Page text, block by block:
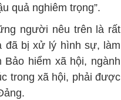
quả nghiêm trọng”.
người nêu trên là rất
đã bị xử lý hình sự, làm
hiểm xã hội, ngành
trong xã hội, phải được